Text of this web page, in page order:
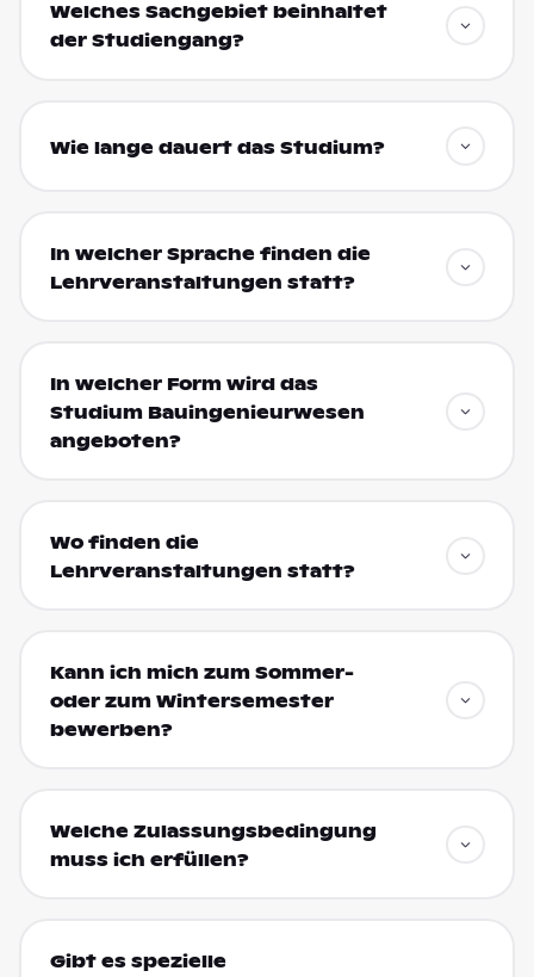
Welches Sachgebiet beinhaltet
der Studiengang?
Wie lange dauert das Studium?
In welcher Sprache finden die
Lehrveranstaltungen statt?
In welcher Form wird das
Studium Bauingenieurwesen
angeboten?
Wo finden die
Lehrveranstaltungen statt?
Kann ich mich zum Sommer-
oder zum Wintersemester
bewerben?
Welche Zulassungsbedingung
muss ich erfüllen?
Gibt es spezielle